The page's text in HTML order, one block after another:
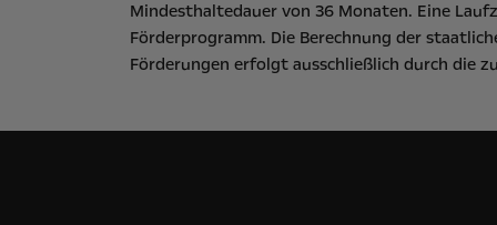
Mindesthaltedauer von 36 Monaten. Eine
Förderprogramm. Die Berechnung der
Förderungen erfolgt ausschließlich durch die